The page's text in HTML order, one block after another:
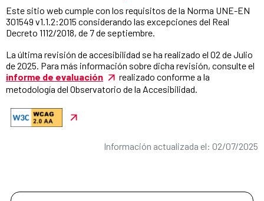
Este sitio web cumple con los requisitos de la Norma UNE-EN
301549 v1.1.2:2015 considerando las excepciones del Real
Decreto 1112/2018, de 7 de septiembre.
La última revisión de accesibilidad se ha realizado el 02 de Julio
de 2025. Para más información sobre dicha revisión, consulte el
informe de evaluación
realizado conforme a la
metodología del Observatorio de la Accesibilidad.
Información actualizada el: 02/07/2025